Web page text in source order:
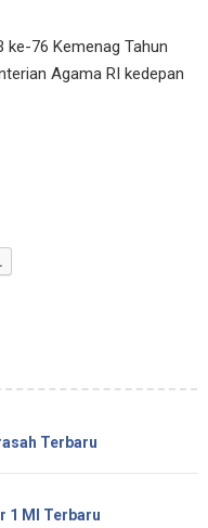
76 Kemenag Tahun
Agama RI kedepan
Terbaru
1 MI Terbaru